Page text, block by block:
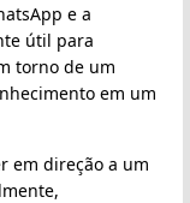
e a
útil para
torno de um
em um
em direção a um